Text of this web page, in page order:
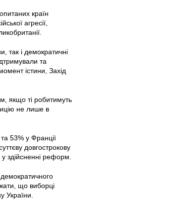
країн
агресії,
так і демократичні
та
істини, Захід
якщо ті робитимуть
не лише в
53% у Франції
довгострокову
здійсненні реформ.
що виборці
України.